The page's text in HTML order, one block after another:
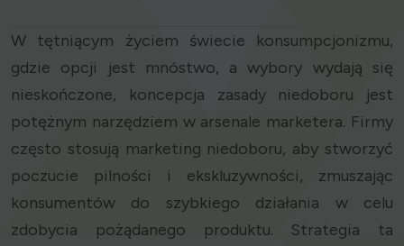
W tętniącym życiem świecie konsumpcjonizmu,
gdzie opcji jest mnóstwo, a wybory wydają się
nieskończone, koncepcja zasady niedoboru jest
potężnym narzędziem w arsenale marketera. Firmy
często stosują marketing niedoboru, aby stworzyć
poczucie pilności i ekskluzywności, zmuszając
konsumentów do szybkiego działania w celu
zdobycia pożądanego produktu. Strategia ta